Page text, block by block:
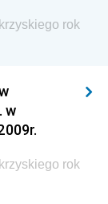
rok
w
rok